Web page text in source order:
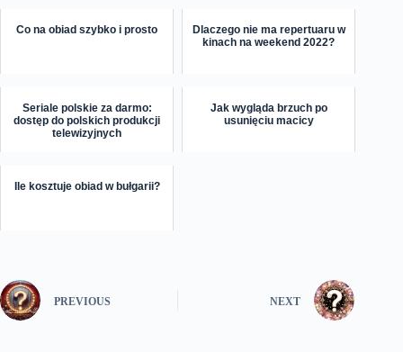
Co na obiad szybko i prosto
Dlaczego nie ma repertuaru w
kinach na weekend 2022?
Seriale polskie za darmo:
dostęp do polskich produkcji
telewizyjnych
Jak wygląda brzuch po
usunięciu macicy
Ile kosztuje obiad w bułgarii?
PREVIOUS NEXT